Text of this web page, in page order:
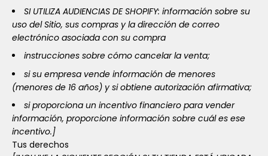
SI UTILIZA AUDIENCIAS DE SHOPIFY: información sobre su
uso del Sitio, sus compras y la dirección de correo
electrónico asociada con su compra
instrucciones sobre cómo cancelar la venta;
si su empresa vende información de menores
(menores de 16 años) y si obtiene autorización afirmativa;
si proporciona un incentivo financiero para vender
información, proporcione información sobre cuál es ese
incentivo.]
Tus derechos